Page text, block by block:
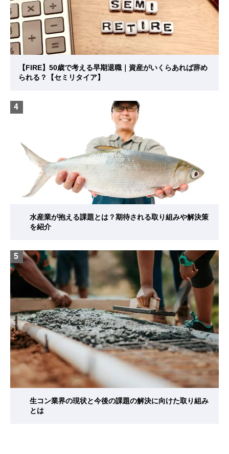
【FIRE】50歳で考える早期退職｜資産がいくらあれば辞め
られる？【セミリタイア】
4
水産業が抱える課題とは？期待される取り組みや解決策
を紹介
5
生コン業界の現状と今後の課題の解決に向けた取り組み
とは